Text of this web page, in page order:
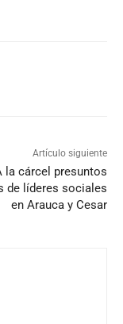
Artículo siguiente
la cárcel presuntos
de líderes sociales
en Arauca y Cesar